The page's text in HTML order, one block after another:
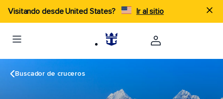
Visitando desde United States? Ir al sitio
Buscador de cruceros